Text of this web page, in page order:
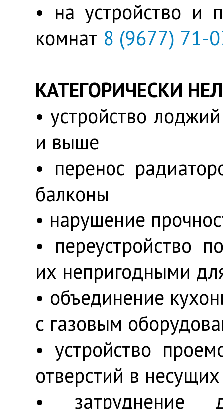
• на устройство и
комнат 8 (9677) 71-
КАТЕГОРИЧЕСКИ
• устройство
и выше
• перенос
балконы
• нарушение
• переустройство
их непригодными
• объединение
с газовым
• устройство
отверстий в
• затруднение